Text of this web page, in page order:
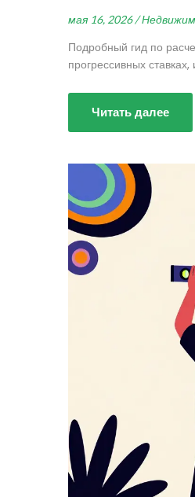
мая 16, 2026 /
Подробный гид по
прогрессивных
Читать далее